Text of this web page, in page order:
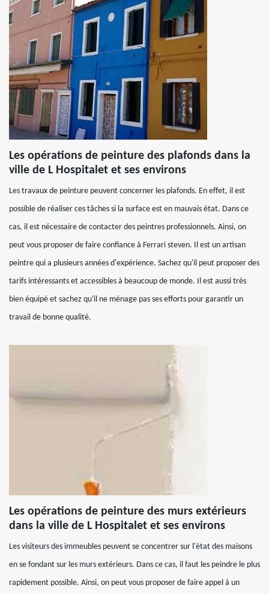
Les opérations de peinture des plafonds dans la
ville de L Hospitalet et ses environs
Les travaux de peinture peuvent concerner les plafonds. En effet, il est
possible de réaliser ces tâches si la surface est en mauvais état. Dans ce
cas, il est nécessaire de contacter des peintres professionnels. Ainsi, on
peut vous proposer de faire confiance à Ferrari steven. Il est un artisan
peintre qui a plusieurs années d'expérience. Sachez qu'il peut proposer des
tarifs intéressants et accessibles à beaucoup de monde. Il est aussi très
bien équipé et sachez qu'il ne ménage pas ses efforts pour garantir un
travail de bonne qualité.
Les opérations de peinture des murs extérieurs
dans la ville de L Hospitalet et ses environs
Les visiteurs des immeubles peuvent se concentrer sur l'état des maisons
en se fondant sur les murs extérieurs. Dans ce cas, il faut les peindre le plus
rapidement possible. Ainsi, on peut vous proposer de faire appel à un